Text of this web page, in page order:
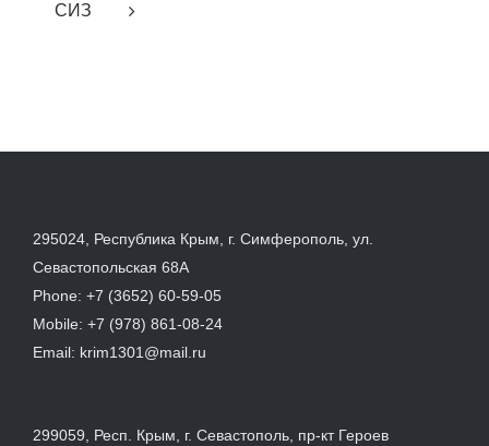
СИЗ
295024, Республика Крым, г. Симферополь, ул.
Севастопольская 68А
Phone: +7 (3652) 60-59-05
Mobile: +7 (978) 861-08-24
Email: krim1301@mail.ru
299059, Респ. Крым, г. Севастополь, пр-кт Героев